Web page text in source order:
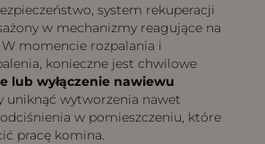
system rekuperacji
w mechanizmy reagujące na
momencie rozpalania i
konieczne jest chwilowe
lub wyłączenie nawiewu
uniknąć wytworzenia nawet
w pomieszczeniu, które
pracę komina.